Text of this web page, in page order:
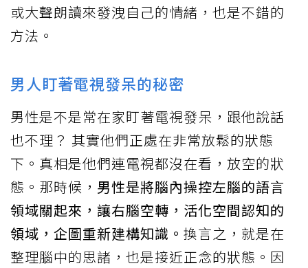
或大聲朗讀來發洩自己的情緒，也是不錯的
方法。
男人盯著電視發呆的秘密
男性是不是常在家盯著電視發呆，跟他說話
也不理？ 其實他們正處在非常放鬆的狀態
下。真相是他們連電視都沒在看，放空的狀
態。那時候， 男性是將腦內操控左腦的語言
領域關起來，讓右腦空轉，活化空間認知的
領域，企圖重新建構知識。 換言之，就是在
整理腦中的思諸，也是接近正念的狀態。因